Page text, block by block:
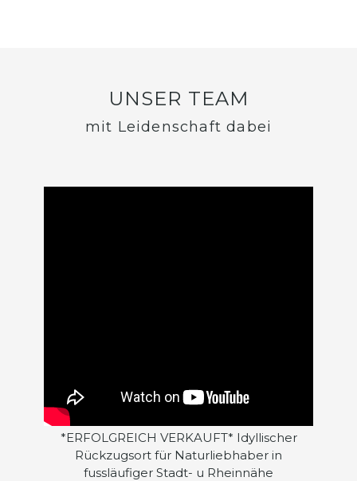
UNSER TEAM
mit Leidenschaft dabei
*ERFOLGREICH VERKAUFT* Idyllischer
Rückzugsort für Naturliebhaber in
fussläufiger Stadt- u Rheinnähe